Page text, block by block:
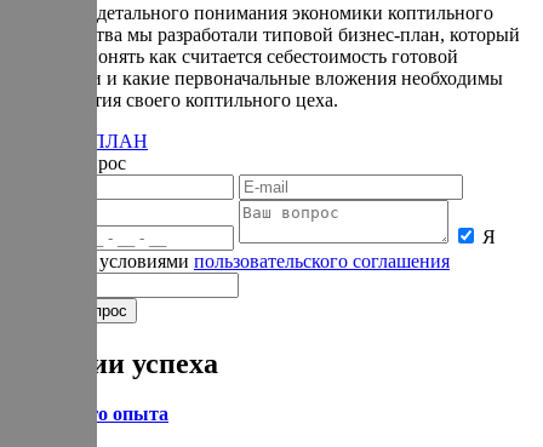
Для более детального понимания экономики коптильного
производства мы разработали типовой бизнес-план, который
поможет понять как считается себестоимость готовой
продукции и какие первоначальные вложения необходимы
для открытия своего коптильного цеха.
БИЗНЕС-ПЛАН
Задать вопрос
Я
согласен с условиями пользовательского соглашения
Истории успеха
Из личного опыта